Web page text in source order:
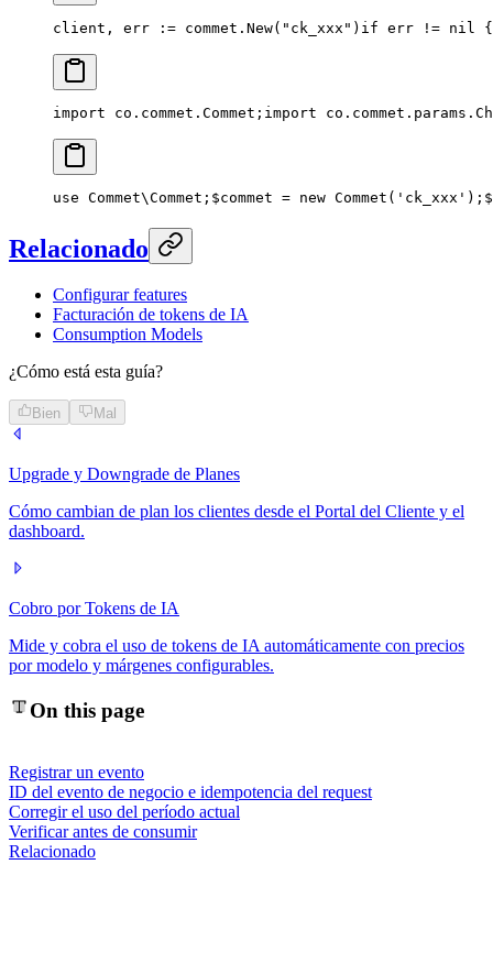
client, err := commet.New("ck_xxx") if err != nil {
import co.commet.Commet; import
use Commet\Commet; $commet = new Commet('ck_xxx');
Relacionado
Configurar features
Facturación de tokens de IA
Consumption Models
¿Cómo está esta guía?
Bien Mal
Upgrade y Downgrade de Planes
Cómo cambian de plan los clientes desde el Portal del Cliente y el
dashboard.
Cobro por Tokens de IA
Mide y cobra el uso de tokens de IA automáticamente con precios
por modelo y márgenes configurables.
On this page
Registrar un evento
ID del evento de negocio e idempotencia del request
Corregir el uso del período actual
Verificar antes de consumir
Relacionado